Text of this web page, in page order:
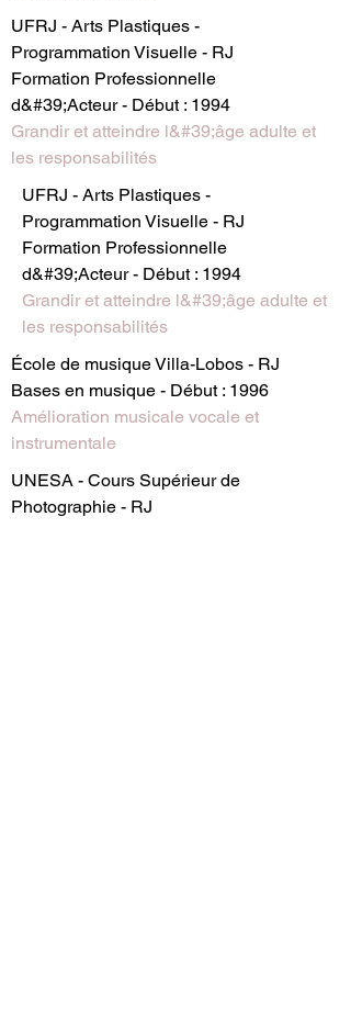
UFRJ - Arts Plastiques -
Programmation Visuelle - RJ
Formation Professionnelle
d&#39;Acteur - Début : 1994
Grandir et atteindre l&#39;âge adulte et
les responsabilités
UFRJ - Arts Plastiques -
Programmation Visuelle - RJ
Formation Professionnelle
d&#39;Acteur - Début : 1994
Grandir et atteindre l&#39;âge adulte et
les responsabilités
École de musique Villa-Lobos - RJ
Bases en musique - Début : 1996
Amélioration musicale vocale et
instrumentale
UNESA - Cours Supérieur de
Photographie - RJ